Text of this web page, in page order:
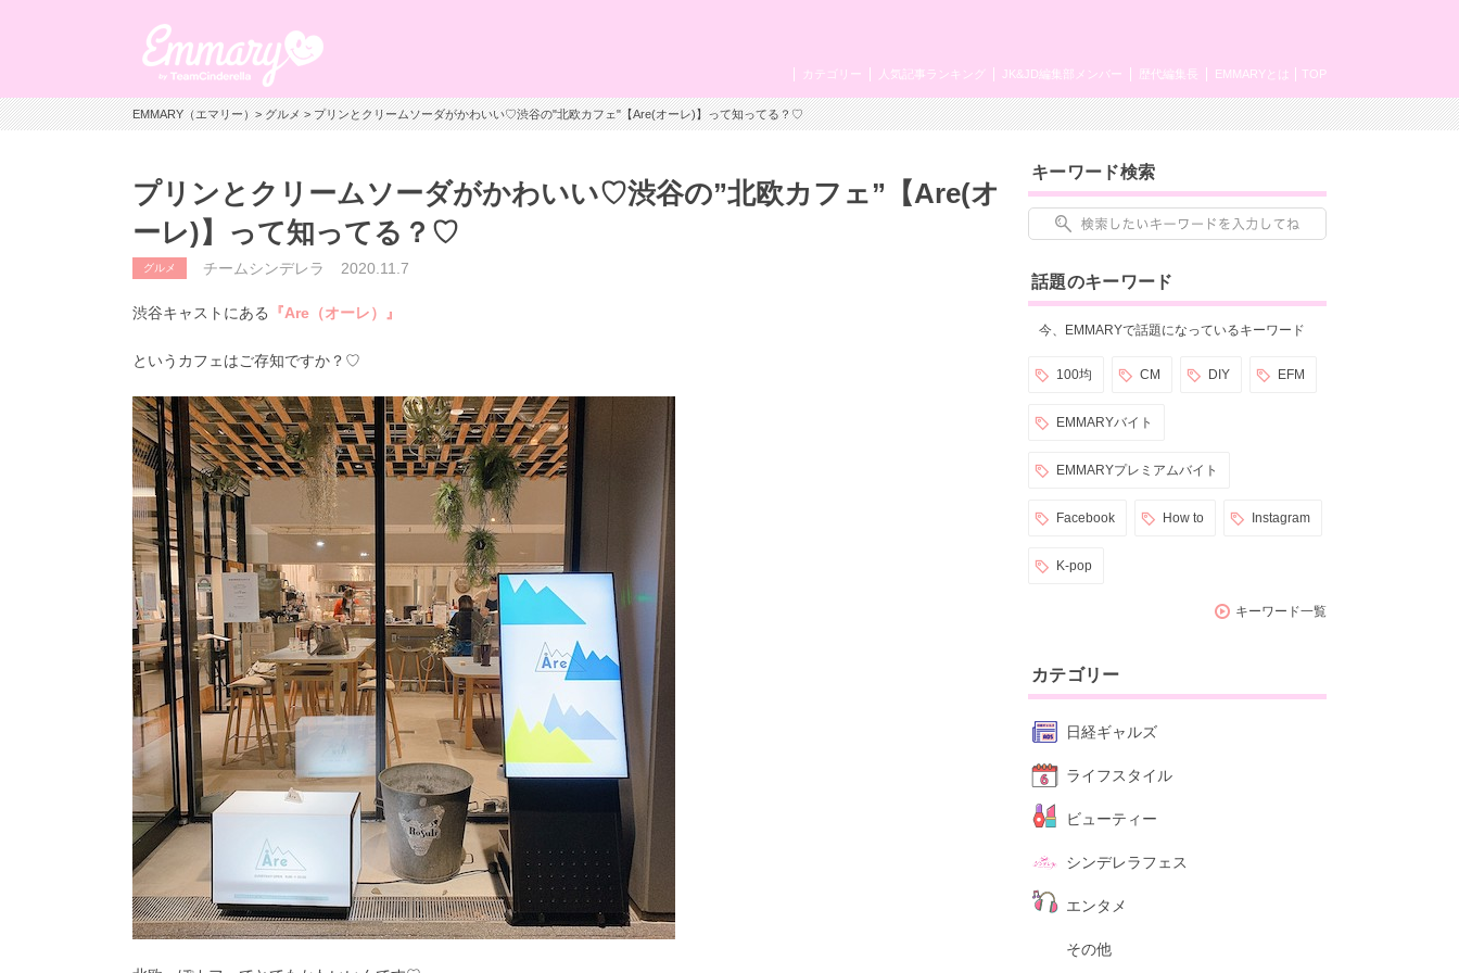
TOP
EMMARYとは
歴代編集長
JK&JD編集部メンバー
人気記事ランキング
カテゴリー
EMMARY（エマリー）>グルメ> プリンとクリームソーダがかわいい♡渋谷の"北欧カフェ"【Are(オーレ)】って知ってる？♡
プリンとクリームソーダがかわいい♡渋谷の”北欧カフェ”【Are(オ
ーレ)】って知ってる？♡
グルメ チームシンデレラ 2020.11.7
渋谷キャストにある 『Are（オーレ）』
というカフェはご存知ですか？♡
キーワード検索
話題のキーワード
今、EMMARYで話題になっているキーワード
100均 CM DIY EFM
EMMARYバイト
EMMARYプレミアムバイト
Facebook How to Instagram
K-pop
キーワード一覧
カテゴリー
日経ギャルズ
ライフスタイル
ビューティー
シンデレラフェス
エンタメ
その他